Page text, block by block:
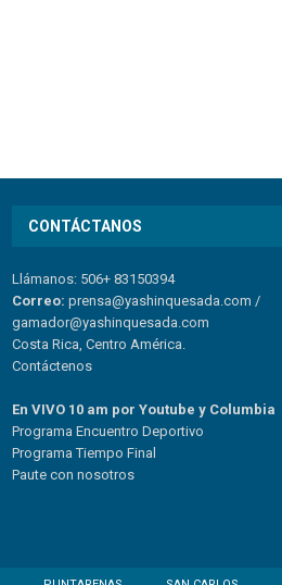
CONTÁCTANOS
Llámanos: 506+ 83150394
Correo: prensa@yashinquesada.com /
gamador@yashinquesada.com
Costa Rica, Centro América.
Contáctenos
En VIVO 10 am por Youtube y Columbia
Programa Encuentro Deportivo
Programa Tiempo Final
Pautecon nosotros